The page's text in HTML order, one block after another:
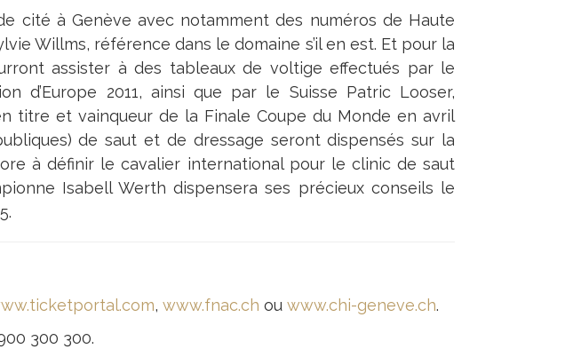
cité à Genève avec notamment des numéros de Haute
Willms, référence dans le domaine s’il en est. Et pour la
assister à des tableaux de voltige effectués par le
d’Europe 2011, ainsi que par le Suisse Patric Looser,
titre et vainqueur de la Finale Coupe du Monde en avril
de saut et de dressage seront dispensés sur la
à définir le cavalier international pour le clinic de saut
Isabell Werth dispensera ses précieux conseils le
, www.fnac.ch ou www.chi-geneve.ch.
300 300.